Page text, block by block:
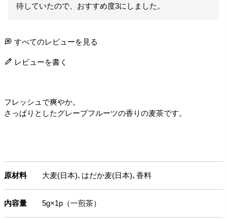
待していたので、おすすめ度3にしました。
すべてのレビューを見る
レビューを書く
フレッシュで爽やか。
さっぱりとしたグレープフルーツの香りの麦茶です。
原材料 大麦(日本)､はだか麦(日本)､香料
内容量 5g×1p（一煎茶）